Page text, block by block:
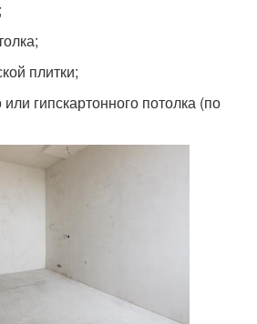
плитки;
гипскартонного потолка (по